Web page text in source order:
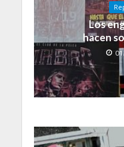
Los
hacen